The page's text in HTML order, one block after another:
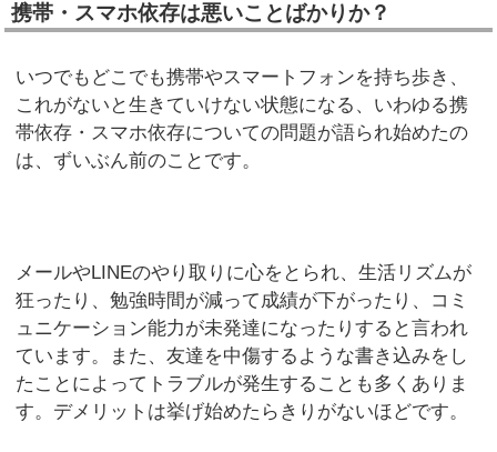
携帯・スマホ依存は悪いことばかりか？
いつでもどこでも携帯やスマートフォンを持ち歩き、
これがないと生きていけない状態になる、いわゆる携
帯依存・スマホ依存についての問題が語られ始めたの
は、ずいぶん前のことです。
メールやLINEのやり取りに心をとられ、生活リズムが
狂ったり、勉強時間が減って成績が下がったり、コミ
ュニケーション能力が未発達になったりすると言われ
ています。また、友達を中傷するような書き込みをし
たことによってトラブルが発生することも多くありま
す。デメリットは挙げ始めたらきりがないほどです。